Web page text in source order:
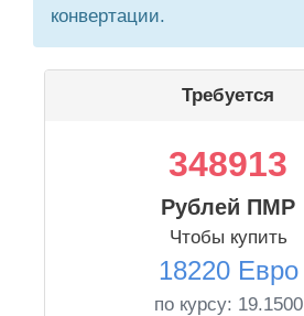
конвертации.
Требуется
348913
Рублей ПМР
Чтобы купить
18220 Евро
по курсу: 19.1500